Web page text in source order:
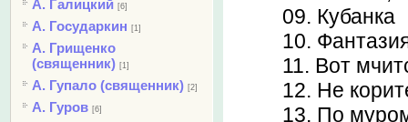
А. Галицкий [6]
А. Государкин [1]
А. Грищенко
(священник) [1]
А. Гупало (священник) [2]
А. Гуров [6]
09. Кубанка
10.
11. Вот
12. Не
13. По